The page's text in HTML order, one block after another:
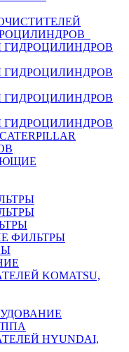
ФИЛЬТРЫ
KOMATSU,
HYUNDAI,